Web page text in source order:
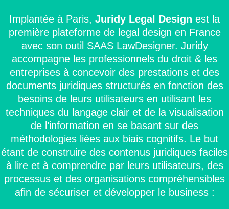
Implantée à Paris, Juridy Legal Design est la
première plateforme de legal design en France
avec son outil SAAS LawDesigner. Juridy
accompagne les professionnels du droit & les
entreprises à concevoir des prestations et des
documents juridiques structurés en fonction des
besoins de leurs utilisateurs en utilisant les
techniques du langage clair et de la visualisation
de l’information en se basant sur des
méthodologies liées aux biais cognitifs. Le but
étant de construire des contenus juridiques faciles
à lire et à comprendre par leurs utilisateurs, des
processus et des organisations compréhensibles
afin de sécuriser et développer le business :